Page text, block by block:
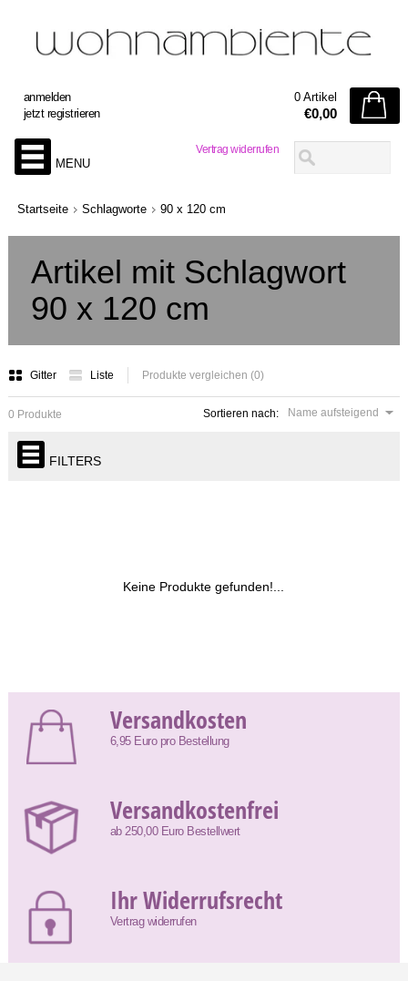
Vertrag widerrufen
anmelden
jetzt registrieren
0 Artikel
€0,00
MENU
Startseite Schlagworte 90 x 120 cm
Artikel mit Schlagwort
90 x 120 cm
Gitter Liste Produkte vergleichen (0)
Sortieren nach: Name aufsteigend
0 Produkte
FILTERS
Keine Produkte gefunden!...
Versandkosten
6,95 Euro pro Bestellung
Versandkostenfrei
ab 250,00 Euro Bestellwert
Ihr Widerrufsrecht
Vertrag widerrufen